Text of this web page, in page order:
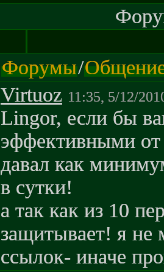
Форумы/
Virtuoz 11:35, 5/12/
Lingor, если бы
эффективными от
давал как
в сутки!
а так как из 10
защитывает! я не
ссылок- иначе